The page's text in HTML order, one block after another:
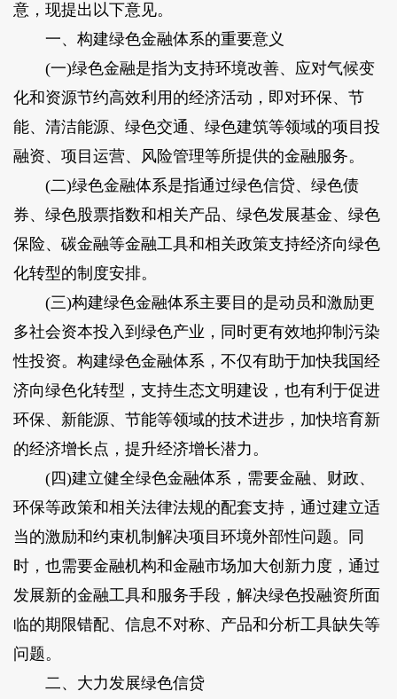
意，现提出以下意见。
一、构建绿色金融体系的重要意义
(一)绿色金融是指为支持环境改善、应对气候变
化和资源节约高效利用的经济活动，即对环保、节
能、清洁能源、绿色交通、绿色建筑等领域的项目投
融资、项目运营、风险管理等所提供的金融服务。
(二)绿色金融体系是指通过绿色信贷、绿色债
券、绿色股票指数和相关产品、绿色发展基金、绿色
保险、碳金融等金融工具和相关政策支持经济向绿色
化转型的制度安排。
(三)构建绿色金融体系主要目的是动员和激励更
多社会资本投入到绿色产业，同时更有效地抑制污染
性投资。构建绿色金融体系，不仅有助于加快我国经
济向绿色化转型，支持生态文明建设，也有利于促进
环保、新能源、节能等领域的技术进步，加快培育新
的经济增长点，提升经济增长潜力。
(四)建立健全绿色金融体系，需要金融、财政、
环保等政策和相关法律法规的配套支持，通过建立适
当的激励和约束机制解决项目环境外部性问题。同
时，也需要金融机构和金融市场加大创新力度，通过
发展新的金融工具和服务手段，解决绿色投融资所面
临的期限错配、信息不对称、产品和分析工具缺失等
问题。
二、大力发展绿色信贷